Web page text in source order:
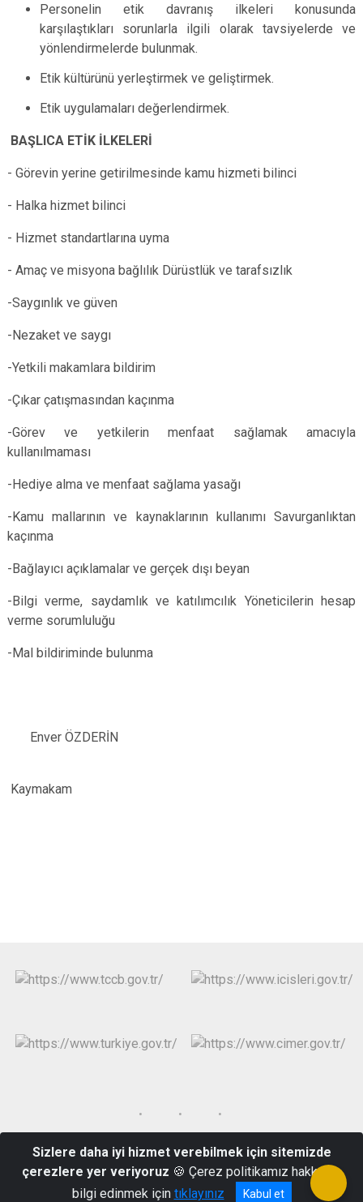
Personelin etik davranış ilkeleri konusunda
karşılaştıkları sorunlarla ilgili olarak tavsiyelerde ve
yönlendirmelerde bulunmak.
Etik kültürünü yerleştirmek ve geliştirmek.
Etik uygulamaları değerlendirmek.
BAŞLICA ETİK İLKELERİ
- Görevin yerine getirilmesinde kamu hizmeti bilinci
- Halka hizmet bilinci
- Hizmet standartlarına uyma
- Amaç ve misyona bağlılık Dürüstlük ve tarafsızlık
-Saygınlık ve güven
-Nezaket ve saygı
-Yetkili makamlara bildirim
-Çıkar çatışmasından kaçınma
-Görev ve yetkilerin menfaat sağlamak amacıyla
kullanılmaması
-Hediye alma ve menfaat sağlama yasağı
-Kamu mallarının ve kaynaklarının kullanımı Savurganlıktan
kaçınma
-Bağlayıcı açıklamalar ve gerçek dışı beyan
-Bilgi verme, saydamlık ve katılımcılık Yöneticilerin hesap
verme sorumluluğu
-Mal bildiriminde bulunma
Enver ÖZDERİN
Kaymakam
Yeni Mahalle Sakarya Cad. No:19 HAVRAN /BALIKESİR
0266 432 30 30
Sizlere daha iyi hizmet verebilmek için sitemizde
çerezlere yer veriyoruz 🍪 Çerez politikamız hakkında
bilgi edinmek için tıklayınız Kabul et